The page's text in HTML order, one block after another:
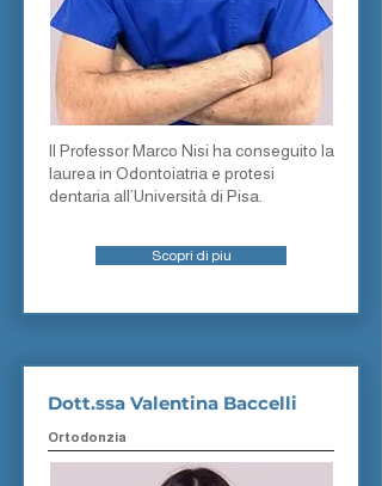
ll Professor Marco Nisi ha conseguito la
laurea in Odontoiatria e protesi
dentaria all’Università di Pisa.
Scopri di piu
Dott.ssa Valentina Baccelli
Ortodonzia